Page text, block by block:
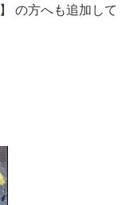
】 の方へも追加して